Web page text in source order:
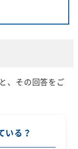
、その回答をご
いる？